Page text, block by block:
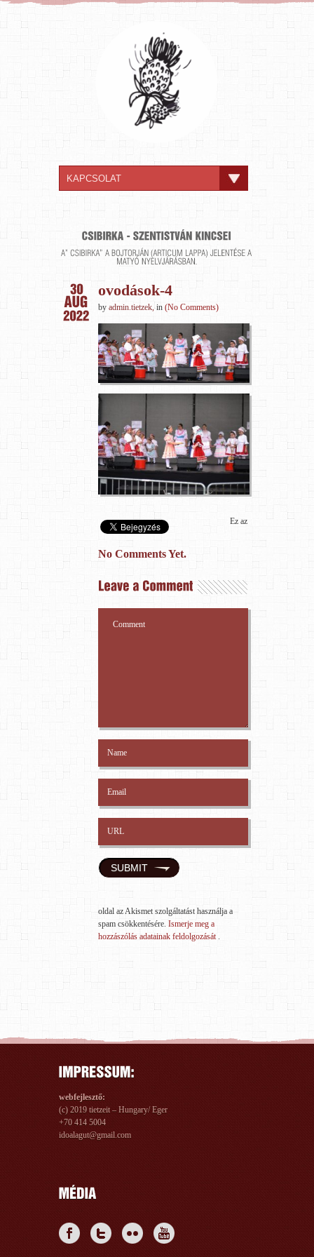
ovodások-4
by admin.tietzek,in (No Comments)
No Comments Yet.
Ez az
oldal az Akismet szolgáltatást használja a
spam csökkentésére. Ismerje meg a
hozzászólás adatainak feldolgozását.
webfejlesztő:
(c) 2019 tietzeit – Hungary/ Eger
+70 414 5004
idoalagut@gmail.com